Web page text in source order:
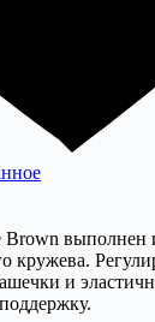
Brown выполнен
кружева.
и